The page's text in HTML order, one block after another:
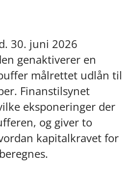
30. juni 2026
genaktiverer en
målrettet udlån til
Finanstilsynet
eksponeringer der
og giver to
kapitalkravet for